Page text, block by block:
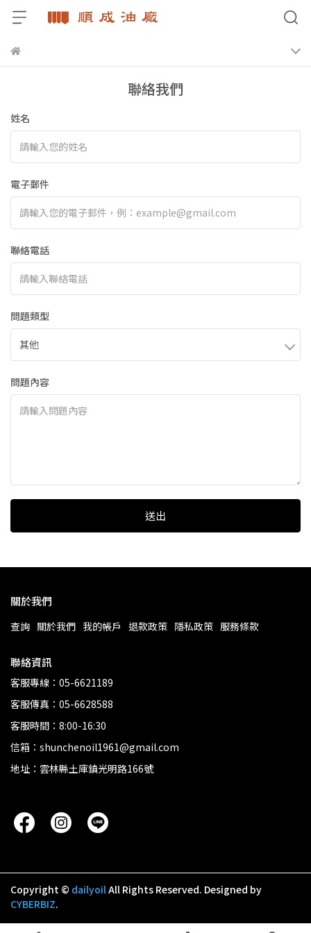
聯絡我們
姓名
電子郵件
聯絡電話
問題類型
問題內容
送出
關於我們
查詢 關於我們 我的帳戶 退款政策 隱私政策 服務條款
聯絡資訊
客服專線：05-6621189
客服傳真：05-6628588
客服時間：8:00-16:30
信箱：shunchenoil1961@gmail.com
地址：雲林縣土庫鎮光明路166號
Copyright © dailyoilAll Rights Reserved. Designed by
CYBERBIZ.